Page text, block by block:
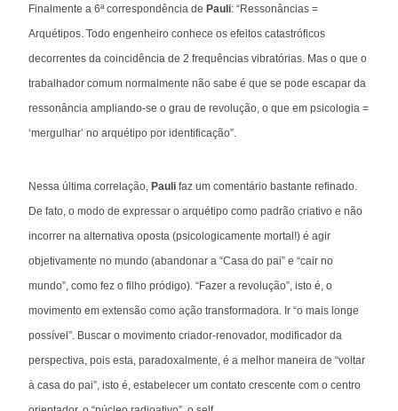
Finalmente a 6ª correspondência de Pauli: “Ressonâncias =
Arquétipos. Todo engenheiro conhece os efeitos catastróficos
decorrentes da coincidência de 2 frequências vibratórias. Mas o que o
trabalhador comum normalmente não sabe é que se pode escapar da
ressonância ampliando-se o grau de revolução, o que em psicologia =
‘mergulhar’ no arquétipo por identificação”.
Nessa última correlação, Pauli faz um comentário bastante refinado.
De fato, o modo de expressar o arquétipo como padrão criativo e não
incorrer na alternativa oposta (psicologicamente mortal!) é agir
objetivamente no mundo (abandonar a “Casa do pai” e “cair no
mundo”, como fez o filho pródigo). “Fazer a revolução”, isto é, o
movimento em extensão como ação transformadora. Ir “o mais longe
possível”. Buscar o movimento criador-renovador, modificador da
perspectiva, pois esta, paradoxalmente, é a melhor maneira de “voltar
à casa do pai”, isto é, estabelecer um contato crescente com o centro